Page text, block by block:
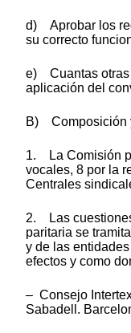
d) Aprobar los
su correcto
e) Cuantas otras
aplicación del
B) Composición
1. La Comisión
vocales, 8 por la
Centrales
2. Las
paritaria se
y de las
efectos y como
– Consejo
Sabadell.